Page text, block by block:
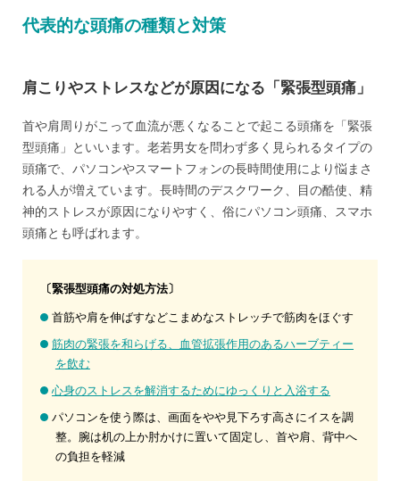
代表的な頭痛の種類と対策
肩こりやストレスなどが原因になる「緊張型頭痛」
首や肩周りがこって血流が悪くなることで起こる頭痛を「緊張
型頭痛」といいます。老若男女を問わず多く見られるタイプの
頭痛で、パソコンやスマートフォンの長時間使用により悩まさ
れる人が増えています。長時間のデスクワーク、目の酷使、精
神的ストレスが原因になりやすく、俗にパソコン頭痛、スマホ
頭痛とも呼ばれます。
〔緊張型頭痛の対処方法〕
首筋や肩を伸ばすなどこまめなストレッチで筋肉をほぐす
筋肉の緊張を和らげる、血管拡張作用のあるハーブティー
を飲む
心身のストレスを解消するためにゆっくりと入浴する
パソコンを使う際は、画面をやや見下ろす高さにイスを調
整。腕は机の上か肘かけに置いて固定し、首や肩、背中へ
の負担を軽減